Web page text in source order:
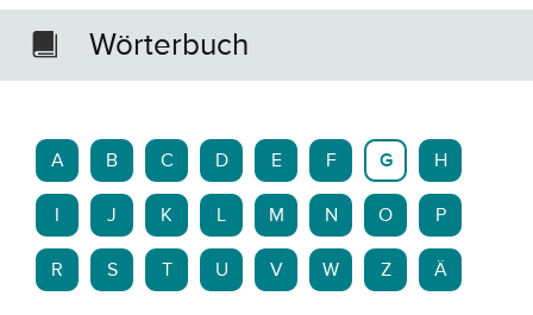
Wörterbuch
A B C D E F G H
J K L M N O P
R S T U V W Z Ä